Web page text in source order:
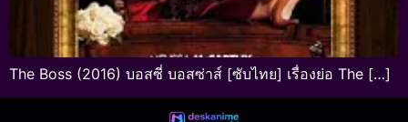
The Boss (2016) บอสซี่ บอสซ่าส์ [ซับไทย] เรื่องย่อ The […]